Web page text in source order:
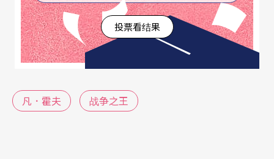
上，不止，还有自我迫害妄想症，和「不值得同
情」的暴食症患者。
但谁会料到，曾经那么无助的皇妃，却在履行职务
（亲善大使）的过程中，渐渐找到自己可以扮演的
角色，并且威胁到丈夫的存在感，从而由看来没法
投票看结果
凡．霍夫 战争之王